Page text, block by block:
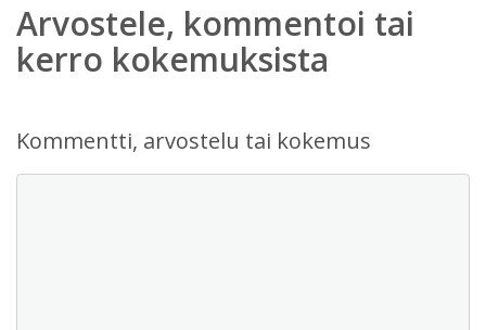
Arvostele, kommentoi tai
kerro kokemuksista
Kommentti, arvostelu tai kokemus